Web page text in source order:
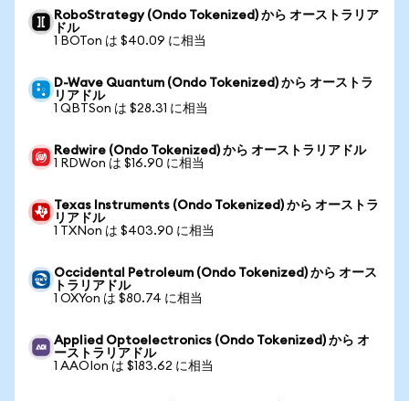
RoboStrategy (Ondo Tokenized) から オーストラリア
ドル
1 BOTon は $40.09 に相当
D-Wave Quantum (Ondo Tokenized) から オーストラ
リアドル
1 QBTSon は $28.31 に相当
Redwire (Ondo Tokenized) から オーストラリアドル
1 RDWon は $16.90 に相当
Texas Instruments (Ondo Tokenized) から オーストラ
リアドル
1 TXNon は $403.90 に相当
Occidental Petroleum (Ondo Tokenized) から オース
トラリアドル
1 OXYon は $80.74 に相当
Applied Optoelectronics (Ondo Tokenized) から オ
ーストラリアドル
1 AAOIon は $183.62 に相当